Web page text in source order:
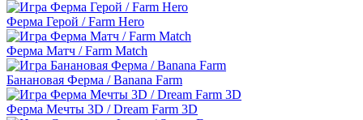
Ферма Герой / Farm Hero
Ферма Матч / Farm Match
Банановая Ферма / Banana Farm
Ферма Мечты 3D / Dream Farm 3D